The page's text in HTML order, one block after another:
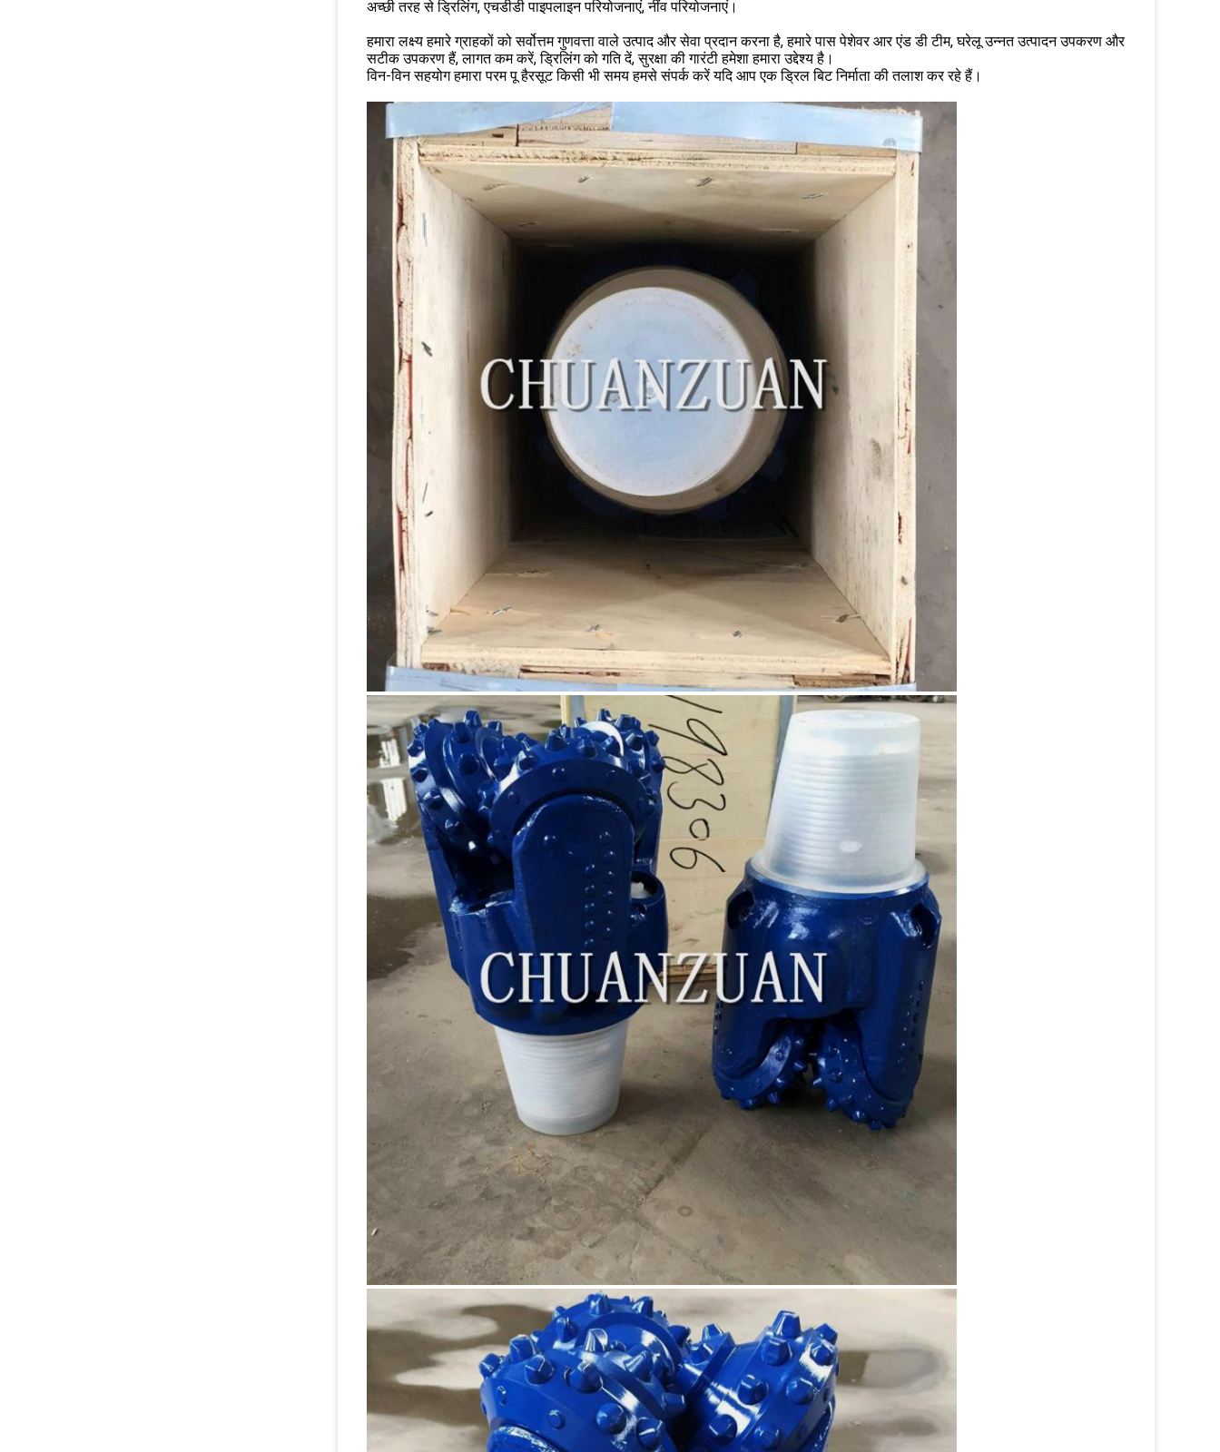
अच्छी तरह से ड्रिलिंग, एचडीडी पाइपलाइन परियोजनाएं, नींव परियोजनाएं।
हमारा लक्ष्य हमारे ग्राहकों को सर्वोत्तम गुणवत्ता वाले उत्पाद और सेवा प्रदान करना है, हमारे पास पेशेवर आर एंड डी टीम, घरेलू उन्नत उत्पादन उपकरण और
सटीक उपकरण हैं, लागत कम करें, ड्रिलिंग को गति दें, सुरक्षा की गारंटी हमेशा हमारा उद्देश्य है।
विन-विन सहयोग हमारा परम पू हैरसूटकिसी भी समय हमसे संपर्क करें यदि आप एक ड्रिल बिट निर्माता की तलाश कर रहे हैं।